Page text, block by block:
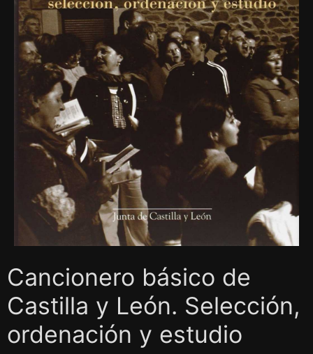
Cancionero básico de
Castilla y León. Selección,
ordenación y estudio